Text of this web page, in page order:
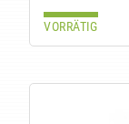
VORRÄTIG